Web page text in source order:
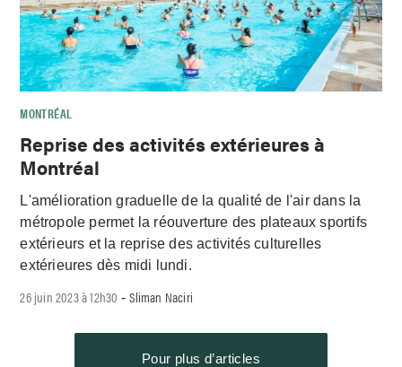
MONTRÉAL
Reprise des activités extérieures à
Montréal
L'amélioration graduelle de la qualité de l'air dans la
métropole permet la réouverture des plateaux sportifs
extérieurs et la reprise des activités culturelles
extérieures dès midi lundi.
26 juin 2023 à 12h30 -Sliman Naciri
Pour plus d’articles